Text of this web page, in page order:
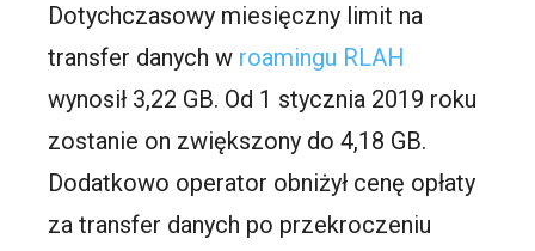
Dotychczasowy miesięczny limit na
transfer danych w roamingu RLAH
wynosił 3,22 GB. Od 1 stycznia 2019 roku
zostanie on zwiększony do 4,18 GB.
Dodatkowo operator obniżył cenę opłaty
za transfer danych po przekroczeniu